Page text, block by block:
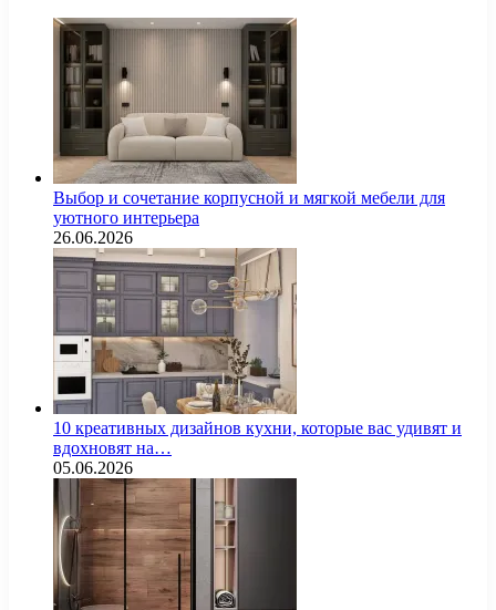
Выбор и сочетание корпусной и мягкой мебели для
уютного интерьера
26.06.2026
10 креативных дизайнов кухни, которые вас удивят и
вдохновят на…
05.06.2026